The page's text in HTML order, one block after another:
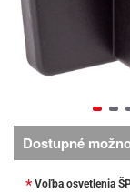
Dostupné
Voľba osvetlenia